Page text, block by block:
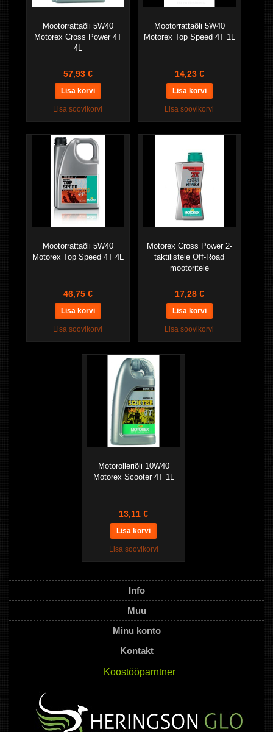
Mootorrattaõli 5W40
Motorex Cross Power 4T
4L
57,93 €
Lisa soovikorvi
Mootorrattaõli 5W40
Motorex Top Speed 4T 1L
14,23 €
Lisa soovikorvi
Mootorrattaõli 5W40
Motorex Top Speed 4T 4L
46,75 €
Lisa soovikorvi
Motorex Cross Power 2-
taktilistele Off-Road
mootoritele
17,28 €
Lisa soovikorvi
Motorolleriõli 10W40
Motorex Scooter 4T 1L
13,11 €
Lisa soovikorvi
Info
Muu
Minu konto
Kontakt
Koostööparntner